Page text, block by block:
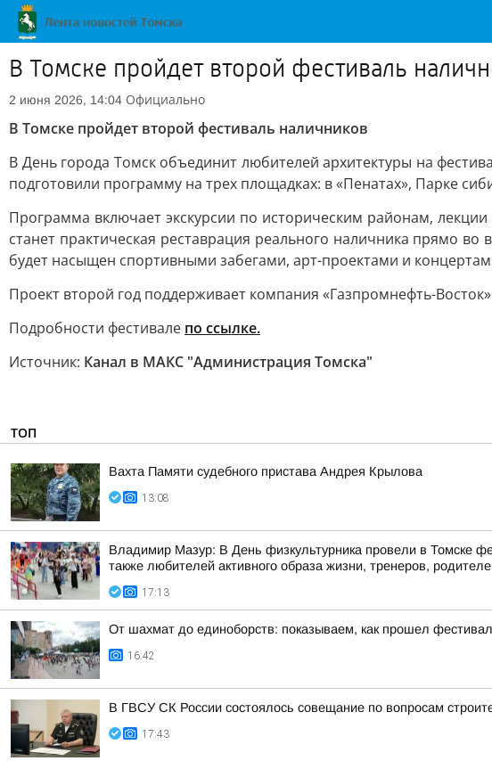
В Томске пройдет второй фестиваль
2 июня 2026, 14:04 Официально
В Томске пройдет второй фестиваль наличников
В День города Томск объединит любителей архитектуры на
подготовили программу на трех площадках: в «Пенатах», Парке
Программа включает экскурсии по историческим районам,
станет практическая реставрация реального наличника прямо
будет насыщен спортивными забегами, арт-проектами и
Проект второй год поддерживает компания «Газпромнефть-
Подробности фестивале по ссылке.
Источник: Канал в МАКС "Администрация Томска"
ТОП
Вахта Памяти судебного пристава Андрея Крылова
13:08
Владимир Мазур: В День физкультурника провели в Томске
также любителей активного образа жизни, тренеров,
17:13
От шахмат до единоборств: показываем, как прошел
16:42
В ГВСУ СК России состоялось совещание по вопросам
17:43